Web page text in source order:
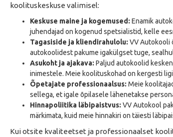
koolituskeskuse valimisel:
Keskuse maine ja kogemused: Enamik
juhendajad on kogenud spetsialistid, kelle
Tagasiside ja kliendirahulolu: VV Autokooli
autokoolidest pakume igakülgset tuge,
Asukoht ja ajakava: Paljud autokoolid
inimestele. Meie koolituskohad on kergesti
Õpetajate professionaalsus: Meie
sellega, et igale õpilasele lähenetakse
Hinnapoliitika läbipaistvus: VV Autokool
märkimata, kuid meie hinnakiri on täiesti
Kui otsite kvaliteetset ja professionaalset